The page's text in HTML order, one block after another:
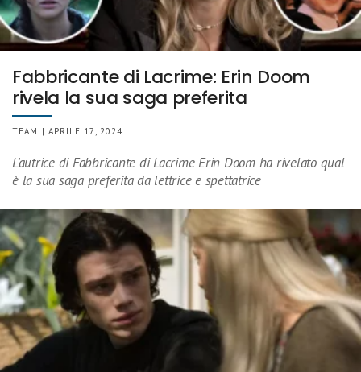
Fabbricante di Lacrime: Erin Doom
rivela la sua saga preferita
TEAM | APRILE 17, 2024
L’autrice di Fabbricante di Lacrime Erin Doom ha rivelato qual
è la sua saga preferita da lettrice e spettatrice